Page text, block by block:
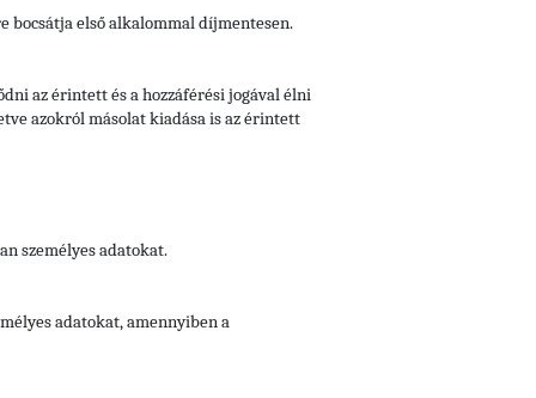
bocsátja első alkalommal díjmentesen.
az érintett és a hozzáférési jogával élni
azokról másolat kiadása is az érintett
személyes adatokat.
adatokat, amennyiben a